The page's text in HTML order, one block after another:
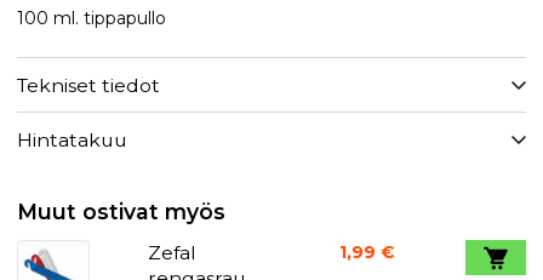
100 ml. tippapullo
Tekniset tiedot
Hintatakuu
Muut ostivat myös
Zefal
1,99 €